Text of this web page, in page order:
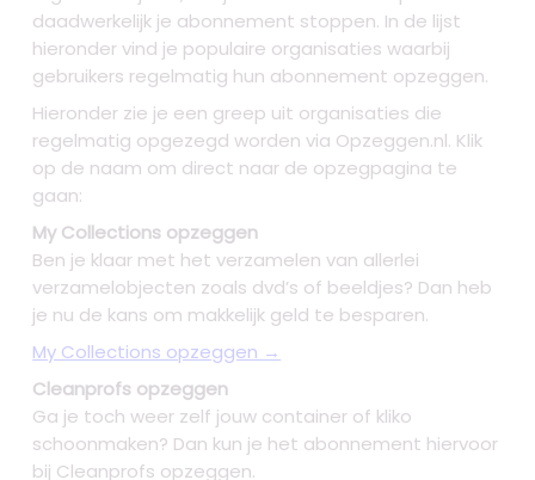
daadwerkelijk je abonnement stoppen. In de lijst
hieronder vind je populaire organisaties waarbij
gebruikers regelmatig hun abonnement opzeggen.
Hieronder zie je een greep uit organisaties die
regelmatig opgezegd worden via Opzeggen.nl. Klik
op de naam om direct naar de opzegpagina te
gaan:
My Collections opzeggen
Ben je klaar met het verzamelen van allerlei
verzamelobjecten zoals dvd’s of beeldjes? Dan heb
je nu de kans om makkelijk geld te besparen.
My Collections opzeggen →
Cleanprofs opzeggen
Ga je toch weer zelf jouw container of kliko
schoonmaken? Dan kun je het abonnement hiervoor
bij Cleanprofs opzeggen.